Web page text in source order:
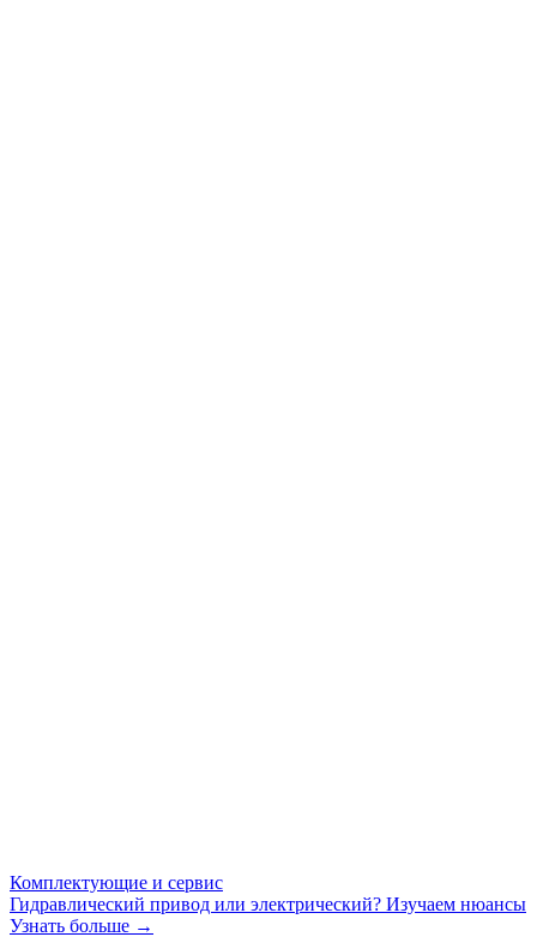
Комплектующие и сервис
Гидравлический привод или электрический? Изучаем нюансы
Узнать больше →